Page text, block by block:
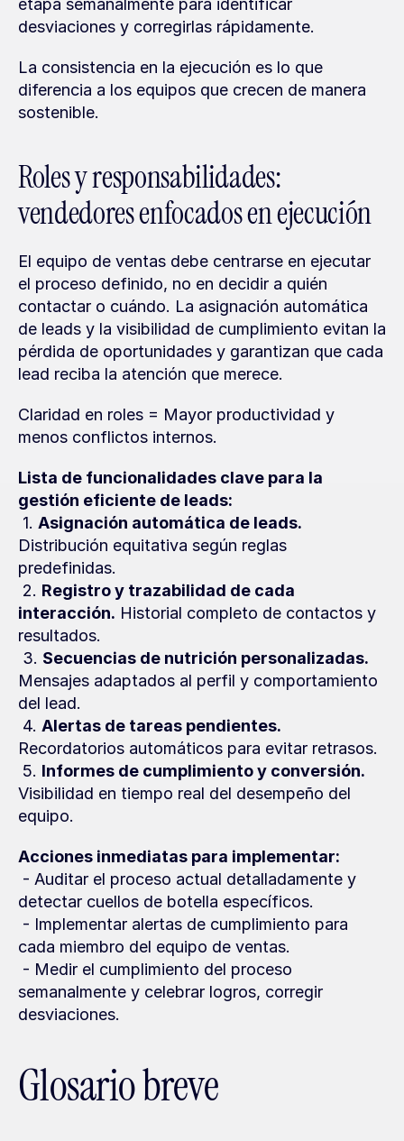
etapa semanalmente para identificar
desviaciones y corregirlas rápidamente.
La consistencia en la ejecución es lo que
diferencia a los equipos que crecen de manera
sostenible.
Roles y responsabilidades:
vendedores enfocados en ejecución
El equipo de ventas debe centrarse en ejecutar
el proceso definido, no en decidir a quién
contactar o cuándo. La asignación automática
de leads y la visibilidad de cumplimiento evitan la
pérdida de oportunidades y garantizan que cada
lead reciba la atención que merece.
Claridad en roles = Mayor productividad y
menos conflictos internos.
Lista de funcionalidades clave para la
gestión eficiente de leads:
1. Asignación automática de leads.
Distribución equitativa según reglas
predefinidas.
2. Registro y trazabilidad de cada
interacción. Historial completo de contactos y
resultados.
3. Secuencias de nutrición personalizadas.
Mensajes adaptados al perfil y comportamiento
del lead.
4. Alertas de tareas pendientes.
Recordatorios automáticos para evitar retrasos.
5. Informes de cumplimiento y conversión.
Visibilidad en tiempo real del desempeño del
equipo.
Acciones inmediatas para implementar:
detectar cuellos de botella específicos.
cada miembro del equipo de ventas.
semanalmente y celebrar logros, corregir
desviaciones.
Glosario breve